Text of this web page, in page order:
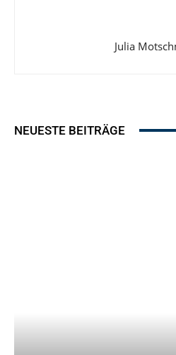
Julia
NEUESTE BEITRÄGE